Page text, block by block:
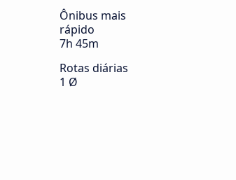
Ônibus mais
rápido
7h 45m
Rotas diárias
1 Ø